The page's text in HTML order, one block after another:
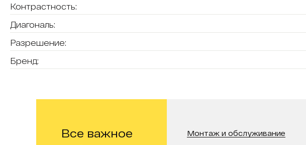
Контрастность:
Диагональ:
Разрешение:
Бренд:
Все важное
Монтаж и обслуживание